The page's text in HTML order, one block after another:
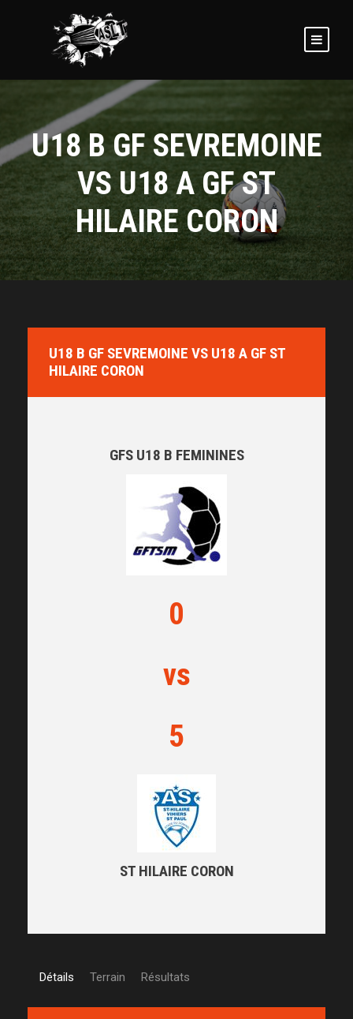
U18 B GF SEVREMOINE
VS U18 A GF ST
HILAIRE CORON
U18 B GF SEVREMOINE VS U18 A GF ST
HILAIRE CORON
GFS U18 B FEMININES
0
vs
5
ST HILAIRE CORON
Détails Terrain Résultats